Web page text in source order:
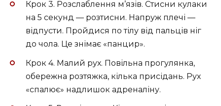
Крок 3. Розслаблення м’язів. Стисни кулаки
на 5 секунд — розтисни. Напруж плечі —
відпусти. Пройдися по тілу від пальців ніг
до чола. Це знімає «панцир».
Крок 4. Малий рух. Повільна прогулянка,
обережна розтяжка, кілька присідань. Рух
«спалює» надлишок адреналіну.